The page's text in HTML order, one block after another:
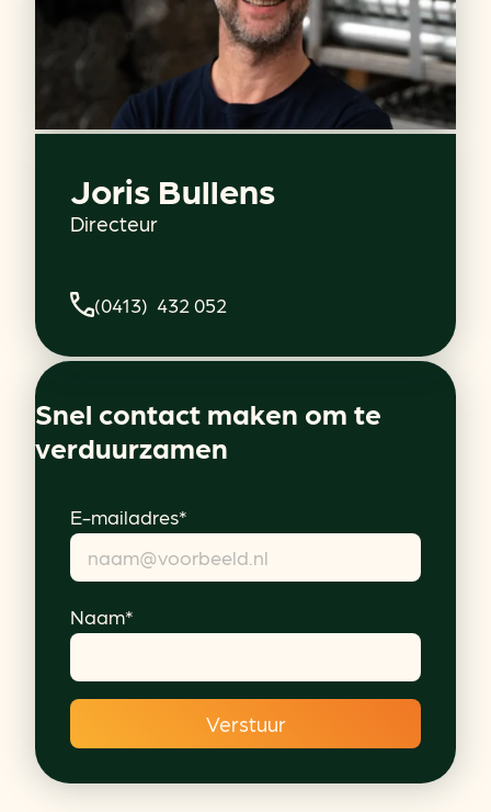
Joris Bullens
Directeur
(0413) 432 052
Snel contact maken om te
verduurzamen
E-mailadres*
Naam*